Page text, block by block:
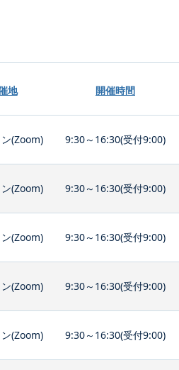
地 開催時間
(Zoom) 9:30～16:30(受付9:00)
(Zoom) 9:30～16:30(受付9:00)
(Zoom) 9:30～16:30(受付9:00)
(Zoom) 9:30～16:30(受付9:00)
(Zoom) 9:30～16:30(受付9:00)